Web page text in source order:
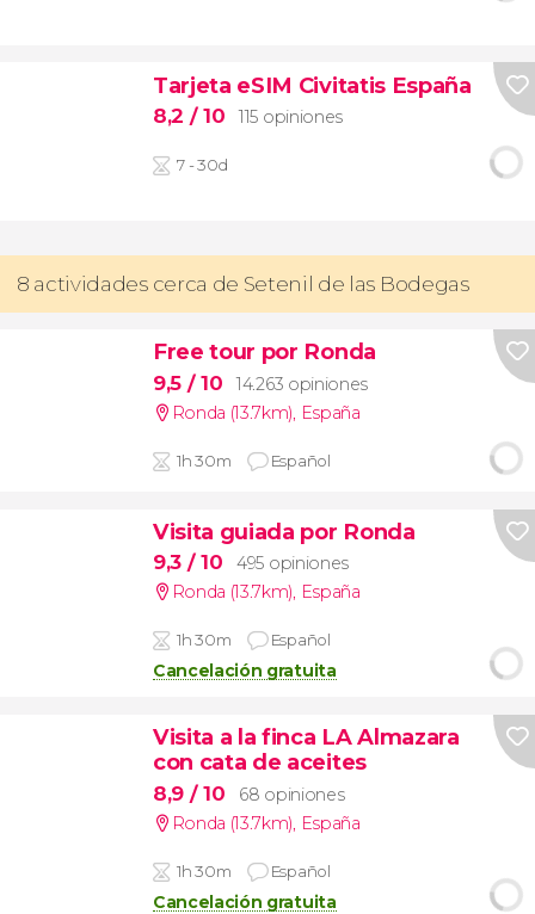
Tarjeta eSIM Civitatis España
8,2 / 10 115 opiniones
7 - 30d
8 actividades cerca de Setenil de las Bodegas
Free tour por Ronda
9,5 / 10
14.263 opiniones
Ronda (13.7km), España
1h 30m Español
Visita guiada por Ronda
9,3 / 10
495 opiniones
Ronda (13.7km), España
1h 30m Español
Cancelación gratuita
Visita a la finca LA Almazara
con cata de aceites
8,9 / 10
68 opiniones
Ronda (13.7km), España
1h 30m Español
Cancelación gratuita